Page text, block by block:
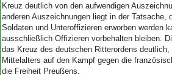
Kreuz deutlich von den aufwendigen
anderen Auszeichnungen liegt in der
Soldaten und Unteroffizieren erworben werden
ausschließlich Offizieren vorbehalten bleiben.
das Kreuz des deutschen Ritterordens
Mittelalters auf den Kampf gegen die
die Freiheit Preußens.